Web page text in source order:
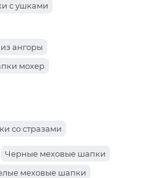
с ушками
Ив Кусто
ангоры
мохер
со стразами
Черные меховые шапки
меховые шапки